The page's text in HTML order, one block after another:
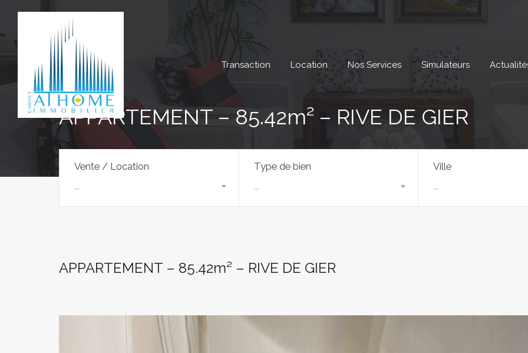
Transaction Location Nos Services Simulateurs
APPARTEMENT – 85.42m² – RIVE DE GIER
Vente / Location Type de bien Ville
APPARTEMENT – 85.42m² – RIVE DE GIER